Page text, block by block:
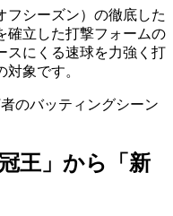
フシーズン）の徹底した
確立した打撃フォームの
スにくる速球を力強く打
象です。
王」から「新